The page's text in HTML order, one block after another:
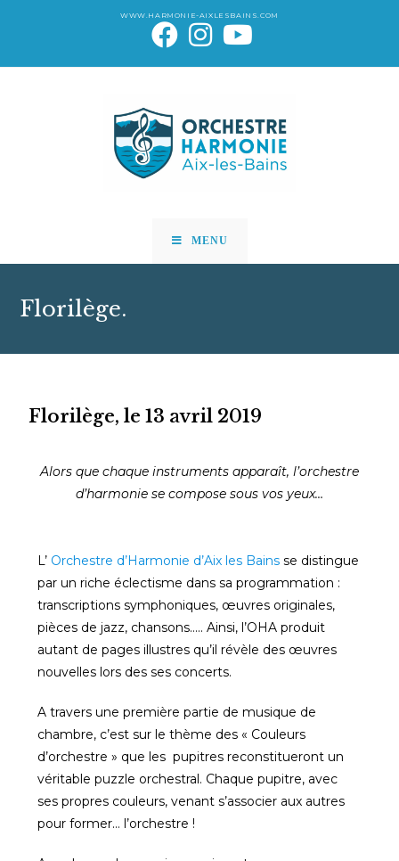
WWW.HARMONIE-AIXLESBAINS.COM
MENU
Florilège.
Florilège, le 13 avril 2019
Alors que chaque instruments apparaît, l’orchestre
d’harmonie se compose sous vos yeux…
L’ Orchestre d’Harmonie d’Aix les Bains se distingue
par un riche éclectisme dans sa programmation :
transcriptions symphoniques, œuvres originales,
pièces de jazz, chansons….. Ainsi, l’OHA produit
autant de pages illustres qu’il révèle des œuvres
nouvelles lors des ses concerts.
A travers une première partie de musique de
chambre, c’est sur le thème des « Couleurs
d’orchestre » que les pupitres reconstitueront un
véritable puzzle orchestral. Chaque pupitre, avec
ses propres couleurs, venant s’associer aux autres
pour former… l’orchestre !